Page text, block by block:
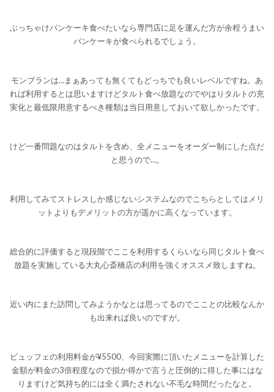
ぶっちゃけパンケーキ食べたいなら専門店に足を運んだ方が余程うまい
パンケーキが食べられるでしょう。
モンブランは…まぁあっても無くてもどっちでも良いレベルですね。あ
れば利用するとは思いますけどタルト食べ放題なのでやはりタルトの充
実化と最低限用意するべき種類は当日用意しておいて欲しかったです。
けど一番問題なのはタルトを含め、全メニューをオーダー制にした点だ
と思うので…。
利用してみてストレスしか感じないシステムなのでこちらとしてはメリ
ットよりもデメリットの方が遥かに高くなっています。
総合的に評価すると現段階でここを利用するくらいなら同じタルト食べ
放題を実施している大丸心斎橋店の利用を強くオススメ致しますね。
近い内にまた訪問してみようかなとは思ってるのでこことの比較なんか
も出来れば良いのですが。
ビュッフェの利用料金が¥5500、今回実際に頂いたメニューを計算した
金額が料金の3倍程度なので損か得かで言うと圧倒的に得した事にはな
りますけど気持ち的には全く満たされない不毛な時間だったなと。